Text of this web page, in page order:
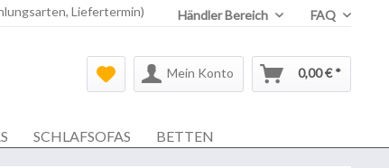
Liefertermin) Händler Bereich FAQ
Mein Konto 0,00 € *
SCHLAFSOFAS BETTEN